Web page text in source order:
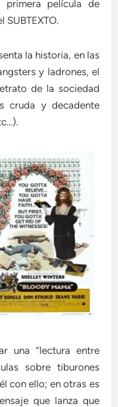
primera película de
SUBTEXTO.
la historia, en las
y ladrones, el
de la sociedad
cruda y decadente
una “lectura entre
sobre tiburones
con ello; en otras es
que lanza que